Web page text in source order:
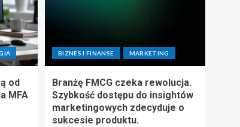
od
MFA
BIZNES I FINANSE MARKETING
Branżę FMCG czeka rewolucja.
Szybkość dostępu do insightów
marketingowych zdecyduje o
sukcesie produktu.